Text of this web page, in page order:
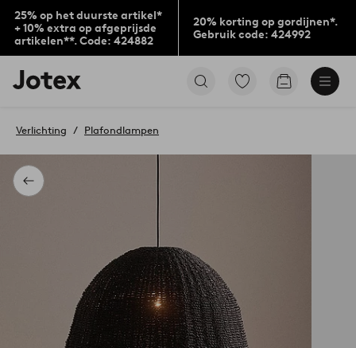
25% op het duurste artikel*
+ 10% extra op afgeprijsde
artikelen**. Code: 424882
20% korting op gordijnen*.
Gebruik code: 424992
Jotex
logo
to
home
page
Ga
Go
Terug
Verlichting Plafondlampen